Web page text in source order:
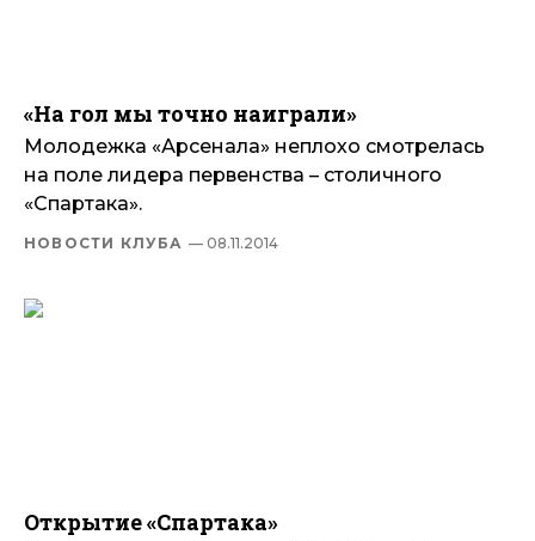
«На гол мы точно наиграли»
Молодежка «Арсенала» неплохо смотрелась
на поле лидера первенства – столичного
«Спартака».
НОВОСТИ КЛУБА — 08.11.2014
Открытие «Спартака»